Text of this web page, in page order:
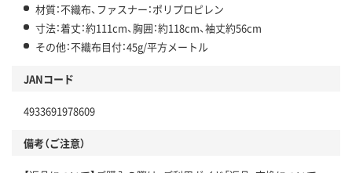
材質：不織布、ファスナー：ポリプロピレン
寸法：着丈：約111cm、胸囲：約118cm、袖丈約56cm
その他：不織布目付：45g/平方メートル
JANコード
4933691978609
備考（ご注意）